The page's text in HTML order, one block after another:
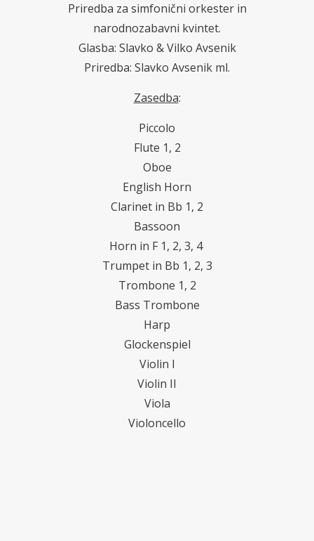
Priredba za simfonični orkester in
narodnozabavni kvintet.
Glasba: Slavko & Vilko Avsenik
Priredba: Slavko Avsenik ml.
Zasedba:
Piccolo
Flute 1, 2
Oboe
English Horn
Clarinet in Bb 1, 2
Bassoon
Horn in F 1, 2, 3, 4
Trumpet in Bb 1, 2, 3
Trombone 1, 2
Bass Trombone
Harp
Glockenspiel
Violin I
Violin II
Viola
Violoncello